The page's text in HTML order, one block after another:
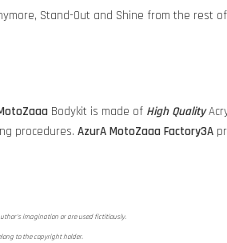
Stand-Out and Shine from the rest
Bodykit is made of High Quality
procedures. AzurA MotoZaaa Factory3A
imagination or are used fictitiously.
to the copyright holder.